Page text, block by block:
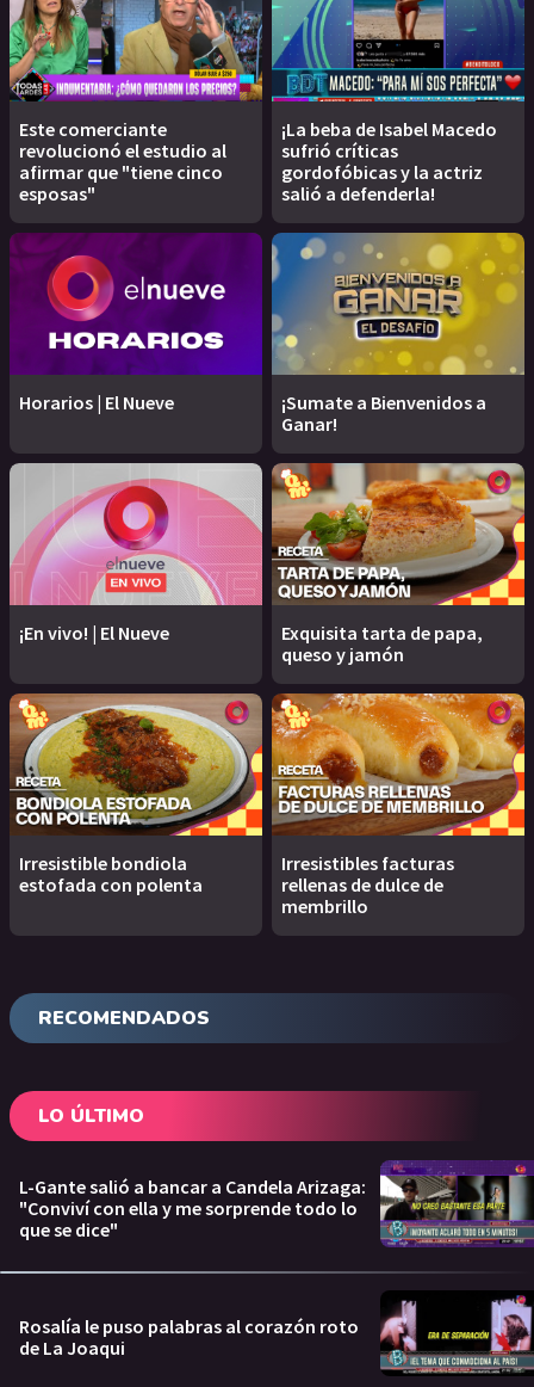
Este comerciante
revolucionó el estudio al
afirmar que "tiene cinco
esposas"
¡La beba de Isabel Macedo
sufrió críticas
gordofóbicas y la actriz
salió a defenderla!
Horarios | El Nueve
¡Sumate a Bienvenidos a
Ganar!
¡En vivo! | El Nueve
Exquisita tarta de papa,
queso y jamón
Irresistible bondiola
estofada con polenta
Irresistibles facturas
rellenas de dulce de
membrillo
RECOMENDADOS
LO ÚLTIMO
L-Gante salió a bancar a Candela Arizaga:
"Conviví con ella y me sorprende todo lo
que se dice"
Rosalía le puso palabras al corazón roto
de La Joaqui